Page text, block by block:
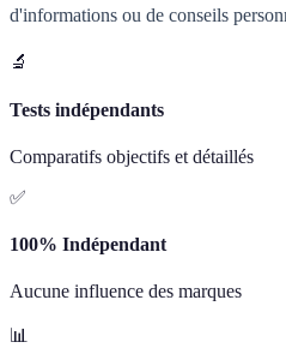
d'informations ou de conseils
🔬
Tests indépendants
Comparatifs objectifs et détaillés
✅
100% Indépendant
Aucune influence des marques
📊